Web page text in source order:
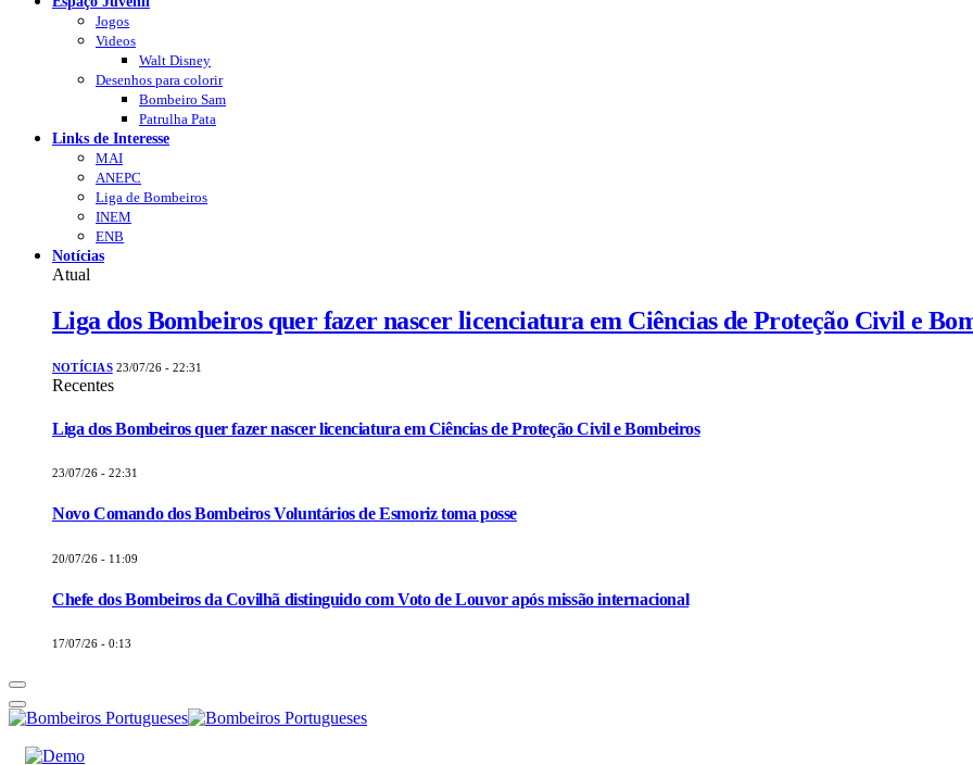
Jogos
Videos
Walt Disney
Desenhos para colorir
Bombeiro Sam
Patrulha Pata
Links de Interesse
MAI
ANEPC
Liga de Bombeiros
INEM
ENB
Notícias
Atual
Liga dos Bombeiros quer fazer nascer licenciatura em Ciências de Proteção Civil e
NOTÍCIAS 23/07/26 - 22:31
Recentes
Liga dos Bombeiros quer fazer nascer licenciatura em Ciências de Proteção Civil e Bombeiros
23/07/26 - 22:31
Novo Comando dos Bombeiros Voluntários de Esmoriz toma posse
20/07/26 - 11:09
Chefe dos Bombeiros da Covilhã distinguido com Voto de Louvor após missão internacional
17/07/26 - 0:13